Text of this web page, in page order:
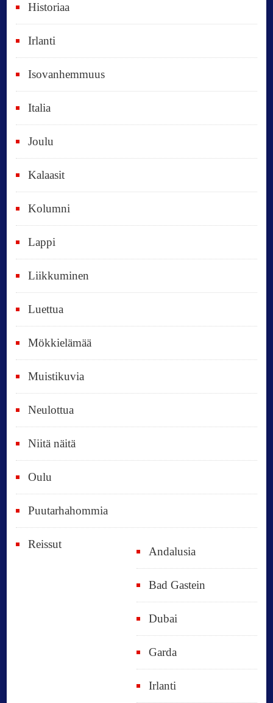
u
o
e
t
,
i
k
i
p
ä
ä
t
Historiaa
Irlanti
Isovanhemmuus
Italia
Joulu
Kalaasit
Kolumni
Lappi
Liikkuminen
Luettua
Mökkielämää
Muistikuvia
Neulottua
Niitä näitä
Oulu
Puutarhahommia
Reissut
Andalusia
Bad Gastein
Dubai
Garda
Irlanti